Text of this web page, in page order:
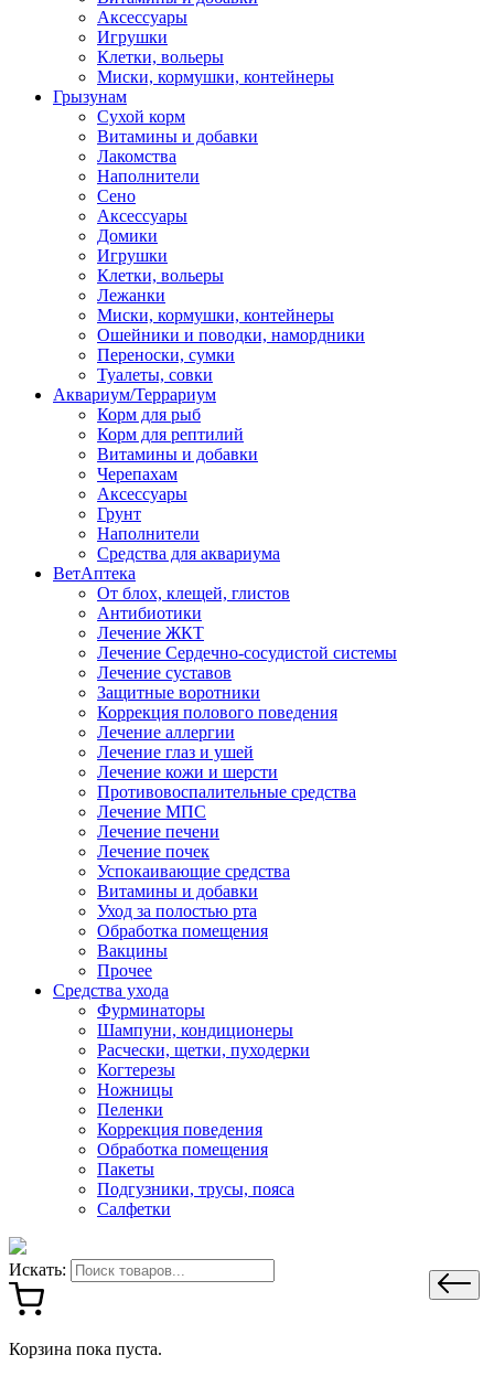
Аксессуары
Игрушки
Клетки, вольеры
Миски, кормушки, контейнеры
Грызунам
Сухой корм
Витамины и добавки
Лакомства
Наполнители
Сено
Аксессуары
Домики
Игрушки
Клетки, вольеры
Лежанки
Миски, кормушки, контейнеры
Ошейники и поводки, намордники
Переноски, сумки
Туалеты, совки
Аквариум/Террариум
Корм для рыб
Корм для рептилий
Витамины и добавки
Черепахам
Аксессуары
Грунт
Наполнители
Средства для аквариума
ВетАптека
От блох, клещей, глистов
Антибиотики
Лечение ЖКТ
Лечение Сердечно-сосудистой системы
Лечение суставов
Защитные воротники
Коррекция полового поведения
Лечение аллергии
Лечение глаз и ушей
Лечение кожи и шерсти
Противовоспалительные средства
Лечение МПС
Лечение печени
Лечение почек
Успокаивающие средства
Витамины и добавки
Уход за полостью рта
Обработка помещения
Вакцины
Прочее
Средства ухода
Фурминаторы
Шампуни, кондиционеры
Расчески, щетки, пуходерки
Когтерезы
Ножницы
Пеленки
Коррекция поведения
Обработка помещения
Пакеты
Подгузники, трусы, пояса
Салфетки
Искать:
Корзина пока пуста.